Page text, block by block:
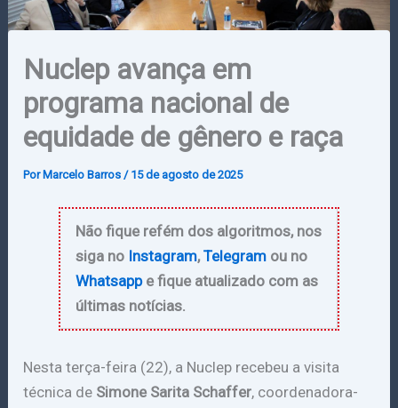
Nuclep avança em
programa nacional de
equidade de gênero e raça
Por Marcelo Barros/ 15 de agosto de 2025
Não fique refém dos algoritmos, nos
siga no Instagram,Telegram ou no
Whatsappe fique atualizado com as
últimas notícias.
Nesta terça-feira (22), a Nuclep recebeu a visita
técnica de Simone Sarita Schaffer, coordenadora-